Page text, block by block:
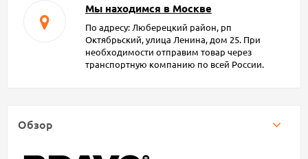
Мы находимся в Москве
По адресу: Люберецкий район, рп
Октябрьский, улица Ленина, дом 25. При
необходимости отправим товар через
транспортную компанию по всей России.
Обзор